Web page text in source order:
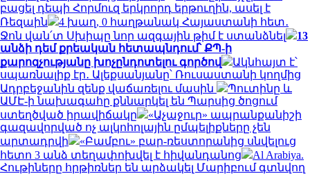
բացել դեպի Հորմուզ երկրորդ երթուղին, ասել է
Ռեզաին
4 խաղ, 0 հաղթանակ Հայաստանի հետ․
Ջոն վան՛տ Սխիպը նոր ազգային թիմ է ստանձնել
13
անձի դեմ քրեական հետապնդում՝ ՔՊ-ի
քարոզչությանը խոչընդոտելու գործով
Ակնհայտ է՝
սպառնալիք էր․ Ալեքսանյանը՝ Ռուսաստանի կողմից
Ադրբեջանին զենք վաճառելու մասին
Պուտինը և
ԱՄԷ-ի նախագահը քննարկել են Պարսից ծոցում
ստեղծված իրավիճակը
«Աչաջուր» ապրանքանիշի
գազավորված ոչ ալկոհոլային ըմպելիքները չեն
արտադրվի
«Բամբու» բար-ռեստորանից սնվելուց
հետո 3 անձ տեղափոխվել է հիվանդանոց
Al Arabiya.
Հութիները հրթիռներ են արձակել Մարիբում գտնվող